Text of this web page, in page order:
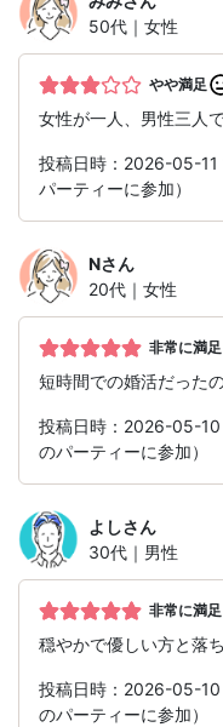
50代｜女性
やや満足
女性が一人、男性三人
投稿日時：2026-05-11
パーティーに参加）
Nさん
20代｜女性
非常に満足
短時間での婚活だった
投稿日時：2026-05-10
のパーティーに参加）
よしさん
30代｜男性
非常に満足
穏やかで優しい方と落
投稿日時：2026-05-10
のパーティーに参加）